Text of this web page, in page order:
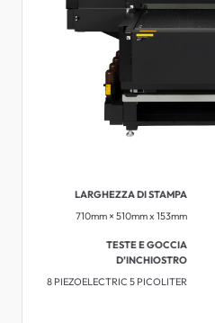
LARGHEZZA DI STAMPA
710mm × 510mm x 153mm
TESTE E GOCCIA
D’INCHIOSTRO
8 PIEZOELECTRIC 5 PICOLITER